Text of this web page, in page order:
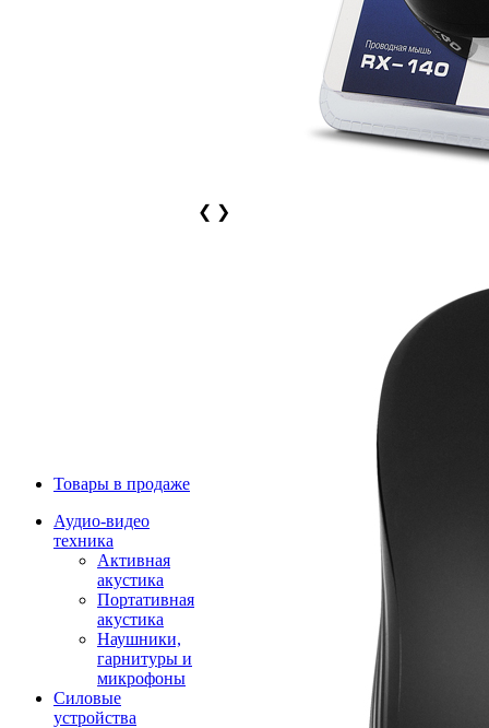
Товары в продаже
Аудио-видео
техника
Активная
акустика
Портативная
акустика
Наушники,
гарнитуры и
микрофоны
Силовые
устройства
❮ ❯